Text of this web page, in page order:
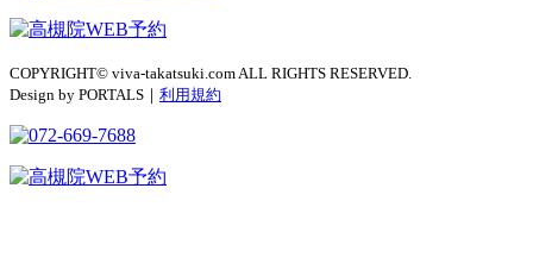
COPYRIGHT© viva-takatsuki.com ALL RIGHTS RESERVED.
Design by PORTALS｜ 利用規約